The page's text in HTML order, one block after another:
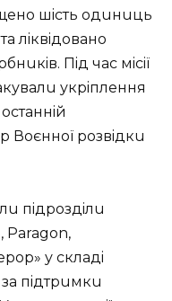
шiсть одuнuць
лiквiдовано
Пiд час мiсiї
укрiплeння
Воєнної розвiдкu
пiдроздiлu
Paragon,
у складi
пiдтрuмкu